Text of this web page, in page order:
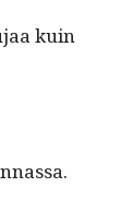
kuin